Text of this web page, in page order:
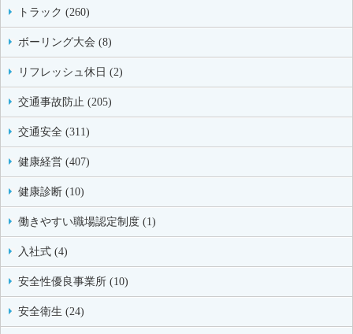
トラック (260)
ボーリング大会 (8)
リフレッシュ休日 (2)
交通事故防止 (205)
交通安全 (311)
健康経営 (407)
健康診断 (10)
働きやすい職場認定制度 (1)
入社式 (4)
安全性優良事業所 (10)
安全衛生 (24)